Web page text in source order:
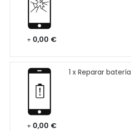
+ 0,00 €
1 x Reparar batería
+ 0,00 €